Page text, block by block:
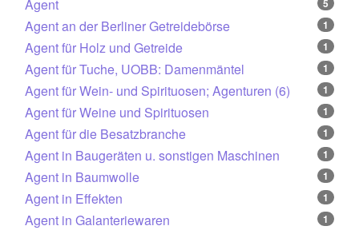
Agent 5
Agent an der Berliner Getreidebörse 1
Agent für Holz und Getreide 1
Agent für Tuche, UOBB: Damenmäntel 1
Agent für Wein- und Spirituosen; Agenturen (6) 1
Agent für Weine und Spirituosen 1
Agent für die Besatzbranche 1
Agent in Baugeräten u. sonstigen Maschinen 1
Agent in Baumwolle 1
Agent in Effekten 1
Agent in Galanteriewaren 1